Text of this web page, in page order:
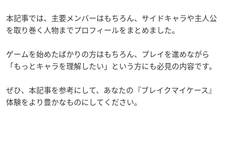
本記事では、主要メンバーはもちろん、サイドキャラや主人公
を取り巻く人物までプロフィールをまとめました。
ゲームを始めたばかりの方はもちろん、プレイを進めながら
「もっとキャラを理解したい」という方にも必見の内容です。
ぜひ、本記事を参考にして、あなたの『ブレイクマイケース』
体験をより豊かなものにしてください。